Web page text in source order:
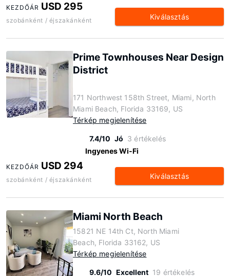
KEZDŐÁR USD 295
szobánként / éjszakánként Kiválasztás
Prime Townhouses Near Design
District
171 Northwest 158th Street, Miami, North
Miami Beach, Florida 33169, US
Térkép megjelenítése
7.4/10 Jó 3 értékelés
Ingyenes Wi-Fi
KEZDŐÁR USD 294
szobánként / éjszakánként Kiválasztás
Miami North Beach
15821 NE 14th Ct, North Miami
Beach, Florida 33162, US
Térkép megjelenítése
9.6/10 Excellent 19 értékelés